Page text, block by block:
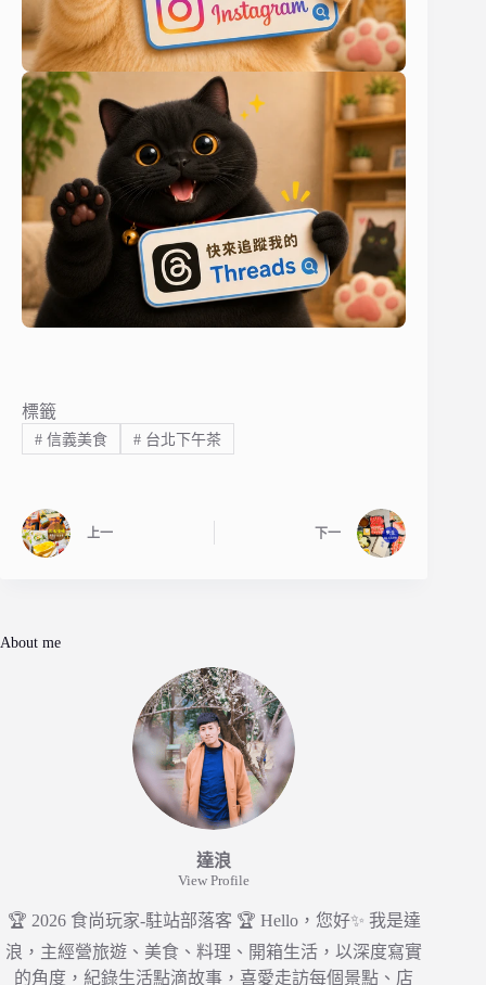
標籤
#信義美食 #台北下午茶
上一 下一
About me
達浪
View Profile
🏆 2026 食尚玩家-駐站部落客 🏆 Hello，您好✨ 我是達
浪，主經營旅遊、美食、料理、開箱生活，以深度寫實
的角度，紀錄生活點滴故事，喜愛走訪每個景點、店